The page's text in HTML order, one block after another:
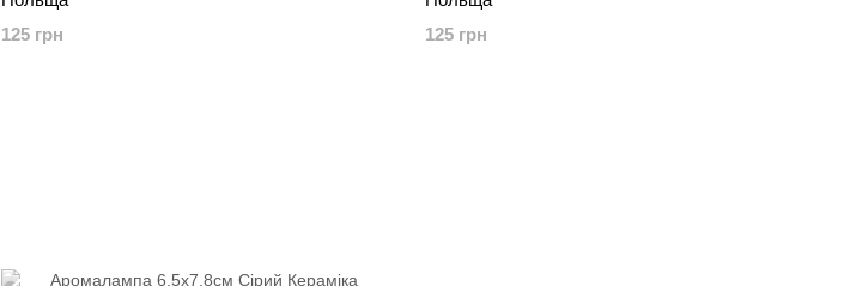
125 грн
125 грн